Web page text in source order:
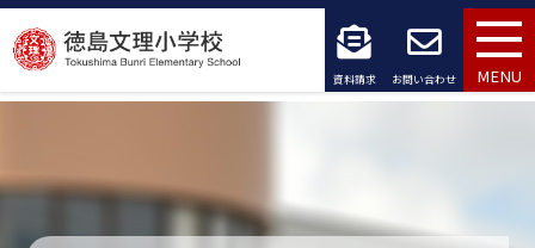
コ
ン
テ
資料請求 お問い合わせ MENU